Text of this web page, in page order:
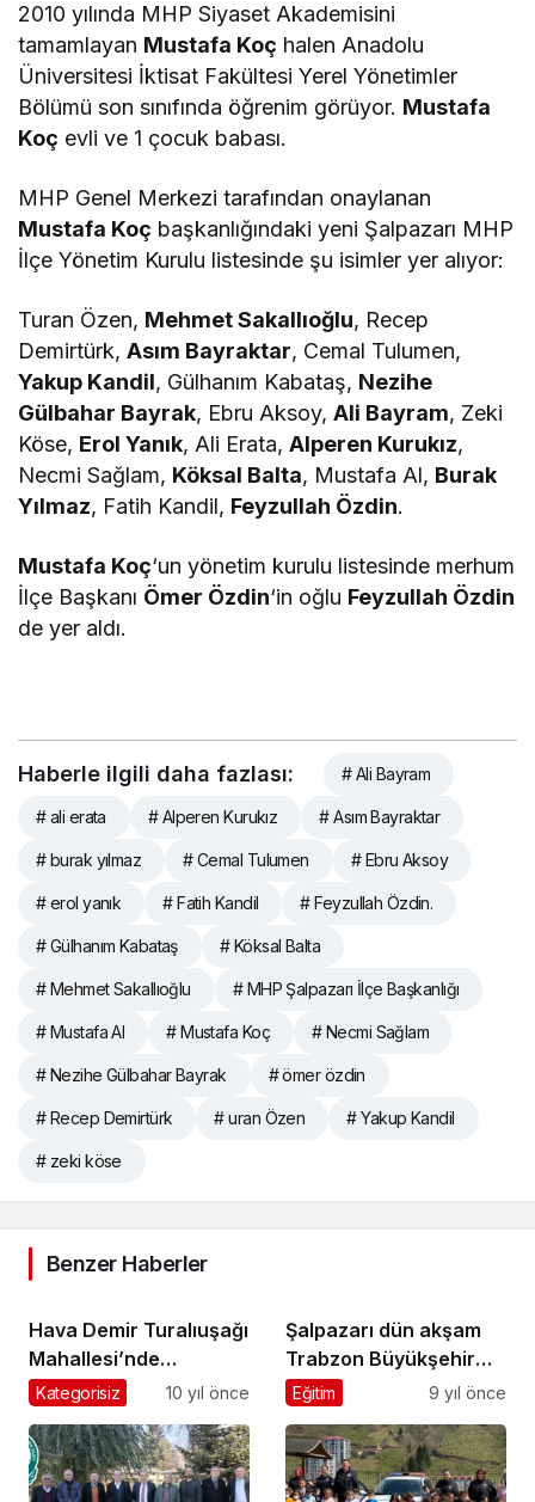
2010 yılında MHP Siyaset Akademisini
tamamlayan Mustafa Koç halen Anadolu
Üniversitesi İktisat Fakültesi Yerel Yönetimler
Bölümü son sınıfında öğrenim görüyor. Mustafa
Koç evli ve 1 çocuk babası.
MHP Genel Merkezi tarafından onaylanan
Mustafa Koç başkanlığındaki yeni Şalpazarı MHP
İlçe Yönetim Kurulu listesinde şu isimler yer alıyor:
Turan Özen, Mehmet Sakallıoğlu, Recep
Demirtürk,Asım Bayraktar, Cemal Tulumen,
Yakup Kandil, Gülhanım Kabataş, Nezihe
Gülbahar Bayrak, Ebru Aksoy,Ali Bayram, Zeki
Köse, Erol Yanık, Ali Erata,Alperen Kurukız,
Necmi Sağlam, Köksal Balta, Mustafa Al, Burak
Yılmaz, Fatih Kandil, Feyzullah Özdin.
Mustafa Koç‘un yönetim kurulu listesinde merhum
İlçe Başkanı Ömer Özdin‘in oğlu Feyzullah Özdin
de yer aldı.
Haberle ilgili daha fazlası: # Ali Bayram
# ali erata # Alperen Kurukız # Asım Bayraktar
# burak yılmaz # Cemal Tulumen # Ebru Aksoy
# erol yanık # Fatih Kandil # Feyzullah Özdin.
# Gülhanım Kabataş # Köksal Balta
# Mehmet Sakallıoğlu # MHP Şalpazarı İlçe Başkanlığı
# Mustafa Al # Mustafa Koç # Necmi Sağlam
# Nezihe Gülbahar Bayrak # ömer özdin
# Recep Demirtürk # uran Özen # Yakup Kandil
# zeki köse
Benzer Haberler
Hava Demir Turalıuşağı
Mahallesi’nde
ebediyete uğurlandı
Kategorisiz 10 yıl önce
Şalpazarı dün akşam
Trabzon Büyükşehir
Belediyesi’nin iftarında
Eğitim 9 yıl önce